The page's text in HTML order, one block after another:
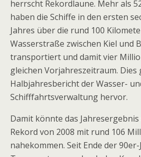
herrscht Rekordlaune. Mehr als
haben die Schiffe in den ersten
Jahres über die rund 100
Wasserstraße zwischen Kiel und
transportiert und damit vier
gleichen Vorjahreszeitraum. Dies
Halbjahresbericht der Wasser-
Schifffahrtsverwaltung hervor.
Damit könnte das
Rekord von 2008 mit rund 106
nahekommen. Seit Ende der